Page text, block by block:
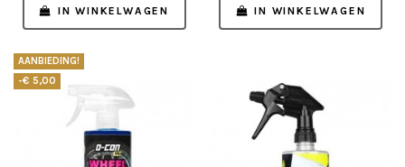
IN WINKELWAGEN IN WINKELWAGEN
AANBIEDING!
-€ 5,00